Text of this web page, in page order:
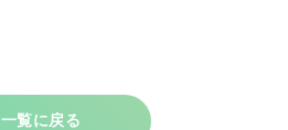
一覧に戻る